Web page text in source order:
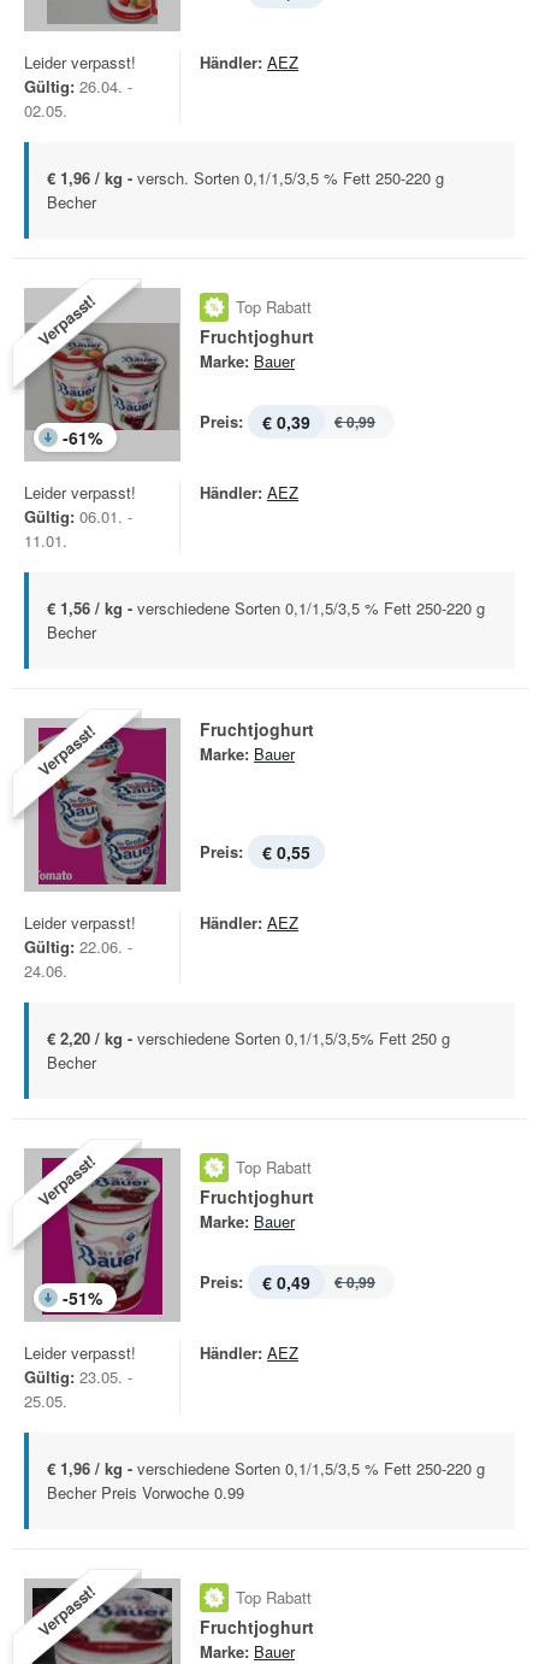
Leider verpasst!
Gültig: 26.04. -
02.05.
Händler: AEZ
€ 1,96 / kg - versch. Sorten 0,1/1,5/3,5 % Fett 250-220 g
Becher
Verpasst!
-61%
Top Rabatt
Fruchtjoghurt
Marke: Bauer
Preis: € 0,39 € 0,99
Leider verpasst!
Gültig: 06.01. -
11.01.
Händler: AEZ
€ 1,56 / kg - verschiedene Sorten 0,1/1,5/3,5 % Fett 250-220 g
Becher
Verpasst! Fruchtjoghurt
Marke: Bauer
Preis: € 0,55
Leider verpasst!
Gültig: 22.06. -
24.06.
Händler: AEZ
€ 2,20 / kg - verschiedene Sorten 0,1/1,5/3,5% Fett 250 g
Becher
Verpasst!
-51%
Top Rabatt
Fruchtjoghurt
Marke: Bauer
Preis: € 0,49 € 0,99
Leider verpasst!
Gültig: 23.05. -
25.05.
Händler: AEZ
€ 1,96 / kg - verschiedene Sorten 0,1/1,5/3,5 % Fett 250-220 g
Becher Preis Vorwoche 0.99
Verpasst! Top Rabatt
Fruchtjoghurt
Marke: Bauer